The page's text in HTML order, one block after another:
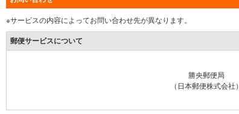
※サービスの内容によってお問い合わせ先が異なります。
郵便サービスについて
勝央郵便局
（日本郵便株式会社）